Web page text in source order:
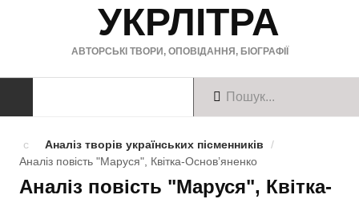
УКРЛІТРА
АВТОРСЬКІ ТВОРИ, ОПОВІДАННЯ, БІОГРАФІЇ
Аналіз творів українських пісменників
/
Аналіз повість "Маруся", Квітка-Основ’яненко
Аналіз повість "Маруся", Квітка-